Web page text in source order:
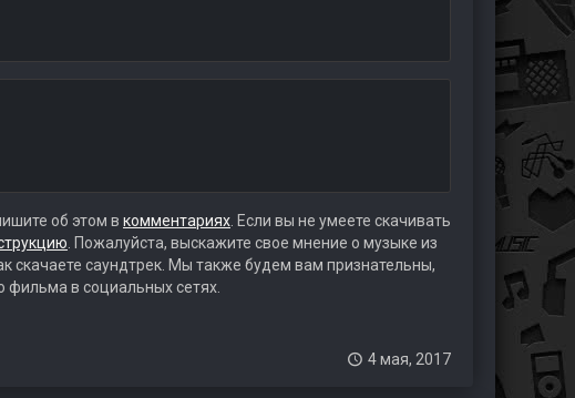
об этом в комментариях. Если вы не умеете скачивать
. Пожалуйста, выскажите свое мнение о музыке из
скачаете саундтрек. Мы также будем вам признательны,
фильма в социальных сетях.
4 мая, 2017